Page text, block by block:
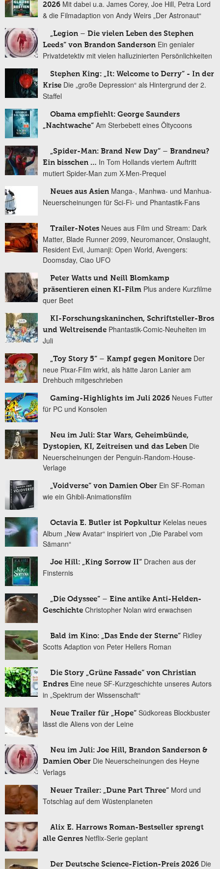
2026 Mit dabei u.a. James Corey, Joe Hill, Petra Lord
& die Filmadaption von Andy Weirs „Der Astronaut“
„Legion – Die vielen Leben des Stephen
Leeds“ von Brandon Sanderson Ein genialer
Privatdetektiv mit vielen halluzinierten Persönlichkeiten
Stephen King: „It: Welcome to Derry“ - In der
Krise Die „große Depression“ als Hintergrund der 2.
Staffel
Obama empfiehlt: George Saunders
„Nachtwache“ Am Sterbebett eines Öltycoons
„Spider-Man: Brand New Day“ – Brandneu?
Ein bisschen … In Tom Hollands viertem Auftritt
mutiert Spider-Man zum X-Men-Prequel
Neues aus Asien Manga-, Manhwa- und Manhua-
Neuerscheinungen für Sci-Fi- und Phantastik-Fans
Trailer-Notes Neues aus Film und Stream: Dark
Matter, Blade Runner 2099, Neuromancer, Onslaught,
Resident Evil, Jumanji: Open World, Avengers:
Doomsday, Ciao UFO
Peter Watts und Neill Blomkamp
präsentieren einen KI-Film Plus andere Kurzfilme
quer Beet
KI-Forschungskaninchen, Schriftsteller-Bros
und Weltreisende Phantastik-Comic-Neuheiten im
Juli
„Toy Story 5“ – Kampf gegen Monitore Der
neue Pixar-Film wirkt, als hätte Jaron Lanier am
Drehbuch mitgeschrieben
Gaming-Highlights im Juli 2026 Neues Futter
für PC und Konsolen
Neu im Juli: Star Wars, Geheimbünde,
Dystopien, KI, Zeitreisen und das Leben Die
Neuerscheinungen der Penguin-Random-House-
Verlage
„Voidverse“ von Damien Ober Ein SF-Roman
wie ein Ghibli-Animationsfilm
Octavia E. Butler ist Popkultur Kelelas neues
Album „New Avatar“ inspiriert von „Die Parabel vom
Sämann“
Joe Hill: „King Sorrow II“ Drachen aus der
Finsternis
„Die Odyssee“ – Eine antike Anti-Helden-
Geschichte Christopher Nolan wird erwachsen
Bald im Kino: „Das Ende der Sterne“ Ridley
Scotts Adaption von Peter Hellers Roman
Die Story „Grüne Fassade“ von Christian
Endres Eine neue SF-Kurzgeschichte unseres Autors
in „Spektrum der Wissenschaft“
Neue Trailer für „Hope“ Südkoreas Blockbuster
lässt die Aliens von der Leine
Neu im Juli: Joe Hill, Brandon Sanderson &
Damien Ober Die Neuerscheinungen des Heyne
Verlags
Neuer Trailer: „Dune Part Three“ Mord und
Totschlag auf dem Wüstenplaneten
Alix E. Harrows Roman-Bestseller sprengt
alle Genres Netflix-Serie geplant
Der Deutsche Science-Fiction-Preis 2026 Die